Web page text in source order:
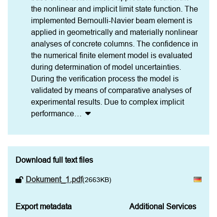
the nonlinear and implicit limit state function. The
implemented Bernoulli-Navier beam element is
applied in geometrically and materially nonlinear
analyses of concrete columns. The confidence in
the numerical finite element model is evaluated
during determination of model uncertainties.
During the verification process the model is
validated by means of comparative analyses of
experimental results. Due to complex implicit
performance
Download full text files
Dokument_1.pdf(2663KB)
Export metadata Additional Services